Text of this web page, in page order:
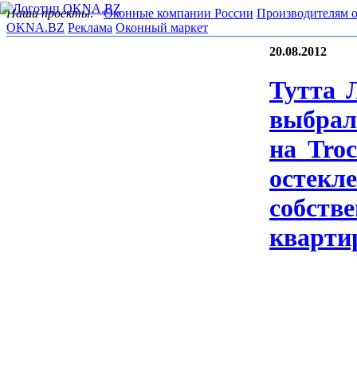
Наши проекты:Оконные компании России Производителям
OKNA.BZ Реклама Оконный маркет
20.08.2012
Тут­та
на